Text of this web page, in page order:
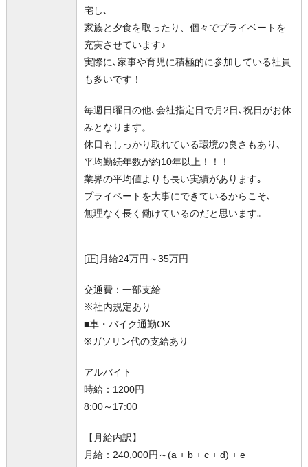
宅し､
家族と夕食を取ったり、個々でプライベートを
充実させています♪
実際に､家事や育児に積極的に参加している社員
も多いです！
毎週日曜日の他､会社指定日で月2日､祝日がお休
みとなります。
休日もしっかり取れている環境の良さもあり､
平均勤続年数が約10年以上！！！
業界の平均値よりも長い実績があります｡
プライベートを大事にできているからこそ､
無理なく長く働けているのだと思います｡
[正]月給24万円～35万円
交通費：一部支給
※社内規定あり
■車・バイク通勤OK
※ガソリン代の支給あり
アルバイト
時給：1200円
8:00～17:00
【月給内訳】
月給：240,000円～(a + b + c + d) + e